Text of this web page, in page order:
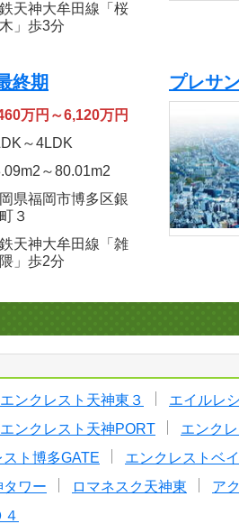
天神大牟田線「桜
」歩3分
終期
万円～6,120万円
～4LDK
2 ～80.01m2
県福岡市博多区銀
３
天神大牟田線「雑
」歩2分
プレサ
エンクレスト天神東３ エイルレ
エンクレスト天神PORT エンク
スト博多GATE エンクレストベ
タワー ロマネスク天神東
ア